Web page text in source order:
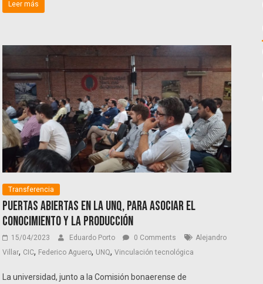
Leer más
Transferencia
Puertas abiertas en la UNQ, para asociar el
conocimiento y la producción
15/04/2023 Eduardo Porto 0 Comments
Alejandro
Villar, CIC, Federico Aguero, UNQ,Vinculación tecnológica
La universidad, junto a la Comisión bonaerense de